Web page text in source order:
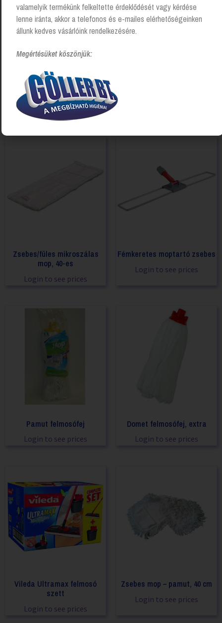
Kapcsolódó Termékek
Zsebes/füles mikroszálas
mop, 40-es
Login to see prices
Fémkeretes moptartó zsebes
Login to see prices
Pamut felmosófej
Login to see prices
Domet felmosófej, extra
Login to see prices
Vileda Ultramax felmosó
szett
Login to see prices
Zsebes mop – pamut, 40 cm
Login to see prices
valamelyik termékünk felkeltette érdeklődését vagy kérdése
lenne iránta, akkor a telefonos és e-mailes elérhetőségeinken
állunk kedves vásárlóink rendelkezésére.
Megértésüket köszönjük: